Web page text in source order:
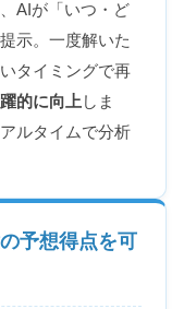
、AIが「いつ・ど
示。一度解いた
タイミングで再
的に向上 しま
ルタイムで分析
予想得点を可